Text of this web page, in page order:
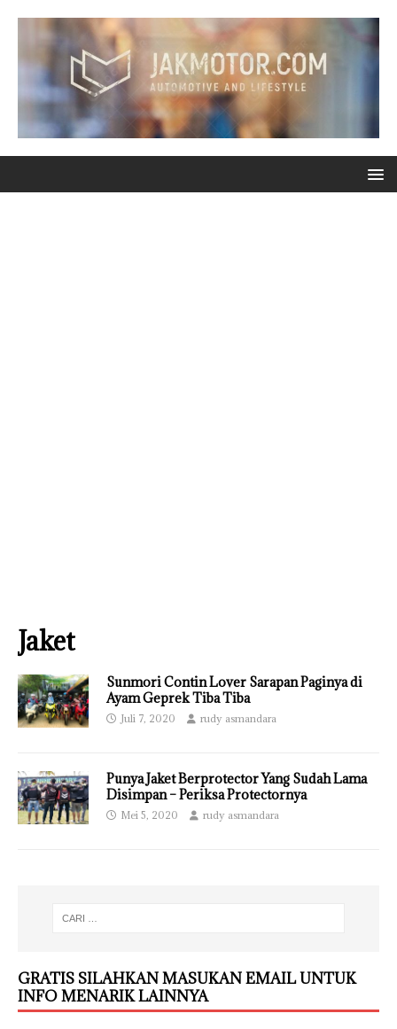
Jaket
Sunmori Contin Lover Sarapan Paginya di
Ayam Geprek Tiba Tiba
Juli 7, 2020 rudy asmandara
Punya Jaket Berprotector Yang Sudah Lama
Disimpan – Periksa Protectornya
Mei 5, 2020 rudy asmandara
GRATIS SILAHKAN MASUKAN EMAIL UNTUK
INFO MENARIK LAINNYA